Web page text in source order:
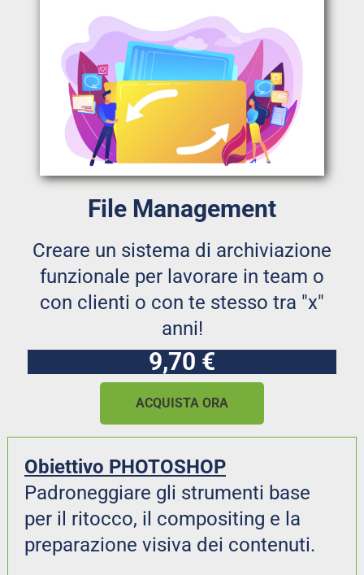
File Management
Creare un sistema di archiviazione
funzionale per lavorare in team o
con clienti o con te stesso tra "x"
anni!
9,70 €
ACQUISTA ORA
Obiettivo PHOTOSHOP
Padroneggiare gli strumenti base
per il ritocco, il compositing e la
preparazione visiva dei contenuti.